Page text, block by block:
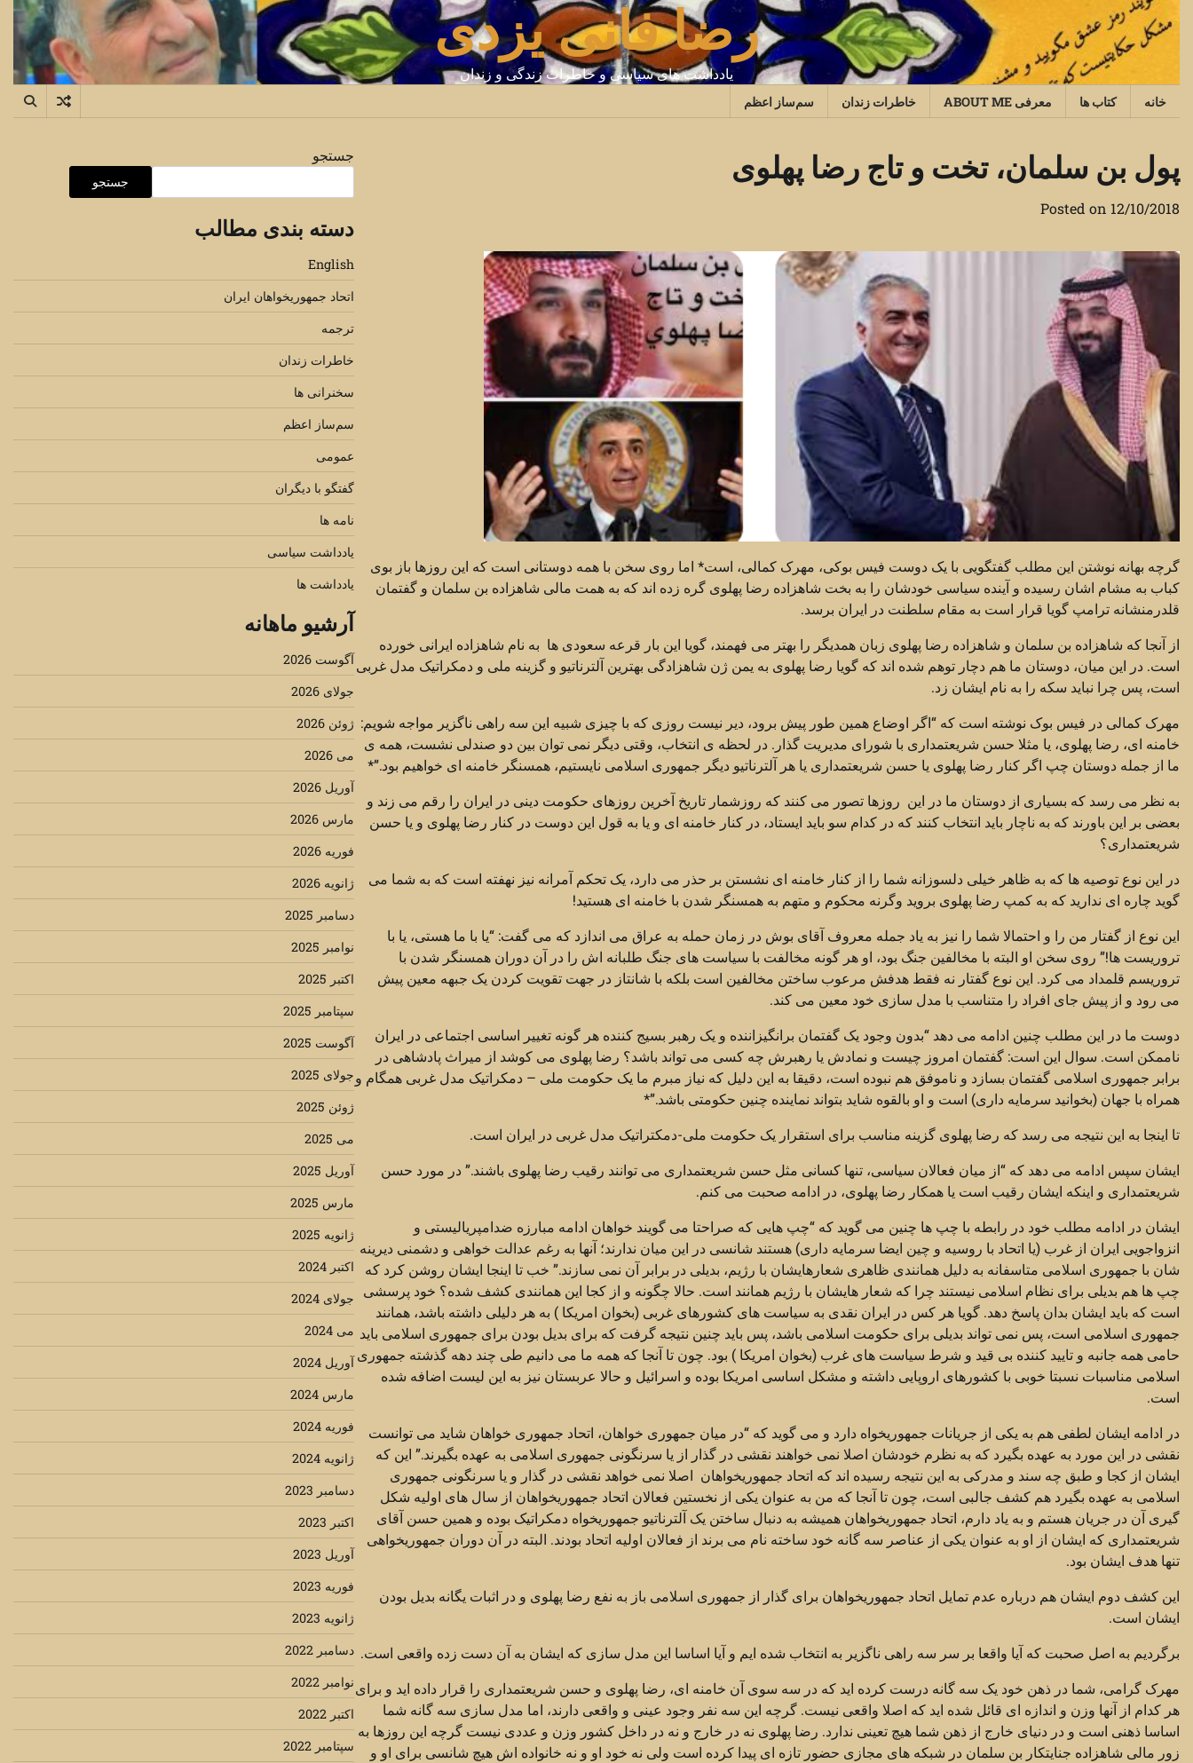
content
رضا فانی یزدی
یادداشت های سیاسی و خاطرات زندگی و زندان
خانه کتاب ها معرفی ABOUT ME خاطرات زندان سم‌ساز اعظم
پول بن سلمان، تخت و تاج رضا پهلوی
Posted on 12/10/2018
گرچه بهانه نوشتن این مطلب گفتگویی با یک دوست فیس بوکی، مهرک کمالی، است* اما روی سخن با همه دوستانی است که این روزها باز بوی
کباب به مشام اشان رسیده و آینده سیاسی خودشان را به بخت شاهزاده رضا پهلوی گره زده اند که به همت مالی شاهزاده بن سلمان و گفتمان
قلدرمنشانه ترامپ گویا قرار است به مقام سلطنت در ایران برسد.
از آنجا که شاهزاده بن سلمان و شاهزاده رضا پهلوی زبان همدیگر را بهتر می فهمند، گویا این بار قرعه سعودی ها به نام شاهزاده ایرانی خورده
است. در این میان، دوستان ما هم دچار توهم شده اند که گویا رضا پهلوی به یمن ژن شاهزادگی بهترین آلترناتیو و گزینه ملی و دمکراتیک مدل غربی
است، پس چرا نباید سکه را به نام ایشان زد.
مهرک کمالی در فیس بوک نوشته است که “اگر اوضاع همین طور پیش برود، دیر نیست روزی که با چیزی شبیه این سه راهی ناگزیر مواجه شویم:
خامنه ای، رضا پهلوی، یا مثلا حسن شریعتمداری با شورای مدیریت گذار. در لحظه ی انتخاب، وقتی دیگر نمی توان بین دو صندلی نشست، همه ی
ما از جمله دوستان چپ اگر کنار رضا پهلوی یا حسن شریعتمداری یا هر آلترناتیو دیگر جمهوری اسلامی نایستیم، همسنگر خامنه ای خواهیم بود.”*
به نظر می رسد که بسیاری از دوستان ما در این روزها تصور می کنند که روزشمار تاریخ آخرین روزهای حکومت دینی در ایران را رقم می زند و
بعضی بر این باورند که به ناچار باید انتخاب کنند که در کدام سو باید ایستاد، در کنار خامنه ای و یا به قول این دوست در کنار رضا پهلوی و یا حسن
شریعتمداری؟
در این نوع توصیه ها که به ظاهر خیلی دلسوزانه شما را از کنار خامنه ای نشستن بر حذر می دارد، یک تحکم آمرانه نیز نهفته است که به شما می
گوید چاره ای ندارید که به کمپ رضا پهلوی بروید وگرنه محکوم و متهم به همسنگر شدن با خامنه ای هستید!
این نوع از گفتار من را و احتمالا شما را نیز به یاد جمله معروف آقای بوش در زمان حمله به عراق می اندازد که می گفت: “یا با ما هستی، یا با
تروریست ها!” روی سخن او البته با مخالفین جنگ بود، او هر گونه مخالفت با سیاست های جنگ طلبانه اش را در آن دوران همسنگر شدن با
تروریسم قلمداد می کرد. این نوع گفتار نه فقط هدفش مرعوب ساختن مخالفین است بلکه با شانتاز در جهت تقویت کردن یک جبهه معین پیش
می رود و از پیش جای افراد را متناسب با مدل سازی خود معین می کند.
دوست ما در این مطلب چنین ادامه می دهد “بدون وجود یک گفتمان برانگیزاننده و یک رهبر بسیج کننده هر گونه تغییر اساسی اجتماعی در ایران
ناممکن است. سوال این است: گفتمان امروز چیست و نمادش یا رهبرش چه کسی می تواند باشد؟ رضا پهلوی می کوشد از میراث پادشاهی در
برابر جمهوری اسلامی گفتمان بسازد و ناموفق هم نبوده است، دقیقا به این دلیل که نیاز مبرم ما یک حکومت ملی – دمکراتیک مدل غربی همگام و
همراه با جهان (بخوانید سرمایه داری) است و او بالقوه شاید بتواند نماینده چنین حکومتی باشد.”*
تا اینجا به این نتیجه می رسد که رضا پهلوی گزینه مناسب برای استقرار یک حکومت ملی-دمکتراتیک مدل غربی در ایران است.
ایشان سپس ادامه می دهد که “از میان فعالان سیاسی، تنها کسانی مثل حسن شریعتمداری می توانند رقیب رضا پهلوی باشند.” در مورد حسن
شریعتمداری و اینکه ایشان رقیب است یا همکار رضا پهلوی، در ادامه صحبت می کنم.
ایشان در ادامه مطلب خود در رابطه با چپ ها چنین می گوید که “چپ هایی که صراحتا می گویند خواهان ادامه مبارزه ضدامپریالیستی و
انزواجویی ایران از غرب (یا اتحاد با روسیه و چین ایضا سرمایه داری) هستند شانسی در این میان ندارند؛ آنها به رغم عدالت خواهی و دشمنی دیرینه
شان با جمهوری اسلامی متاسفانه به دلیل همانندی ظاهری شعارهایشان با رژیم، بدیلی در برابر آن نمی سازند.” خب تا اینجا ایشان روشن کرد که
چپ ها هم بدیلی برای نظام اسلامی نیستند چرا که شعار هایشان با رژیم همانند است. حالا چگونه و از کجا این همانندی کشف شده؟ خود پرسشی
است که باید ایشان بدان پاسخ دهد. گویا هر کس در ایران نقدی به سیاست های کشورهای غربی (بخوان امریکا ) به هر دلیلی داشته باشد، همانند
جمهوری اسلامی است، پس نمی تواند بدیلی برای حکومت اسلامی باشد، پس باید چنین نتیجه گرفت که برای بدیل بودن برای جمهوری اسلامی باید
حامی همه جانبه و تایید کننده بی قید و شرط سیاست های غرب (بخوان امریکا ) بود. چون تا آنجا که همه ما می دانیم طی چند دهه گذشته جمهوری
اسلامی مناسبات نسبتا خوبی با کشورهای اروپایی داشته و مشکل اساسی امریکا بوده و اسرائیل و حالا عربستان نیز به این لیست اضافه شده
است.
در ادامه ایشان لطفی هم به یکی از جریانات جمهوریخواه دارد و می گوید که “در میان جمهوری خواهان، اتحاد جمهوری خواهان شاید می توانست
نقشی در این مورد به عهده بگیرد که به نظرم خودشان اصلا نمی خواهند نقشی در گذار از یا سرنگونی جمهوری اسلامی به عهده بگیرند.” این که
ایشان از کجا و طبق چه سند و مدرکی به این نتیجه رسیده اند که اتحاد جمهوریخواهان اصلا نمی خواهد نقشی در گذار و یا سرنگونی جمهوری
اسلامی به عهده بگیرد هم کشف جالبی است، چون تا آنجا که من به عنوان یکی از نخستین فعالان اتحاد جمهوریخواهان از سال های اولیه شکل
گیری آن در جریان هستم و به یاد دارم، اتحاد جمهوریخواهان همیشه به دنبال ساختن یک آلترناتیو جمهوریخواه دمکراتیک بوده و همین حسن آقای
شریعتمداری که ایشان از او به عنوان یکی از عناصر سه گانه خود ساخته نام می برند از فعالان اولیه اتحاد بودند. البته در آن دوران جمهوریخواهی
تنها هدف ایشان بود.
این کشف دوم ایشان هم درباره عدم تمایل اتحاد جمهوریخواهان برای گذار از جمهوری اسلامی باز به نفع رضا پهلوی و در اثبات یگانه بدیل بودن
ایشان است.
برگردیم به اصل صحبت که آیا واقعا بر سر سه راهی ناگزیر به انتخاب شده ایم و آیا اساسا این مدل سازی که ایشان به آن دست زده واقعی است.
مهرک گرامی، شما در ذهن خود یک سه گانه درست کرده اید که در سه سوی آن خامنه ای، رضا پهلوی و حسن شریعتمداری را قرار داده اید و برای
هر کدام از آنها وزن و اندازه ای قائل شده اید که اصلا واقعی نیست. گرچه این سه نفر وجود عینی و واقعی دارند، اما مدل سازی سه گانه شما
اساسا ذهنی است و در دنیای خارج از ذهن شما هیچ تعینی ندارد. رضا پهلوی نه در خارج و نه در داخل کشور وزن و عددی نیست گرچه این روزها به
زور مالی شاهزاده جنایتکار بن سلمان در شبکه های مجازی حضور تازه ای پیدا کرده است ولی نه خود او و نه خانواده اش هیچ شانسی برای او و
جستجو
جستجو
دسته بندی مطالب
English
اتحاد جمهوریخواهان ایران
ترجمه
خاطرات زندان
سخنرانی ها
سم‌ساز اعظم
عمومی
گفتگو با دیگران
نامه ها
یادداشت سیاسی
یادداشت ها
آرشیو ماهانه
آگوست 2026
جولای 2026
ژوئن 2026
می 2026
آوریل 2026
مارس 2026
فوریه 2026
ژانویه 2026
دسامبر 2025
نوامبر 2025
اکتبر 2025
سپتامبر 2025
آگوست 2025
جولای 2025
ژوئن 2025
می 2025
آوریل 2025
مارس 2025
ژانویه 2025
اکتبر 2024
جولای 2024
می 2024
آوریل 2024
مارس 2024
فوریه 2024
ژانویه 2024
دسامبر 2023
اکتبر 2023
آوریل 2023
فوریه 2023
ژانویه 2023
دسامبر 2022
نوامبر 2022
اکتبر 2022
سپتامبر 2022